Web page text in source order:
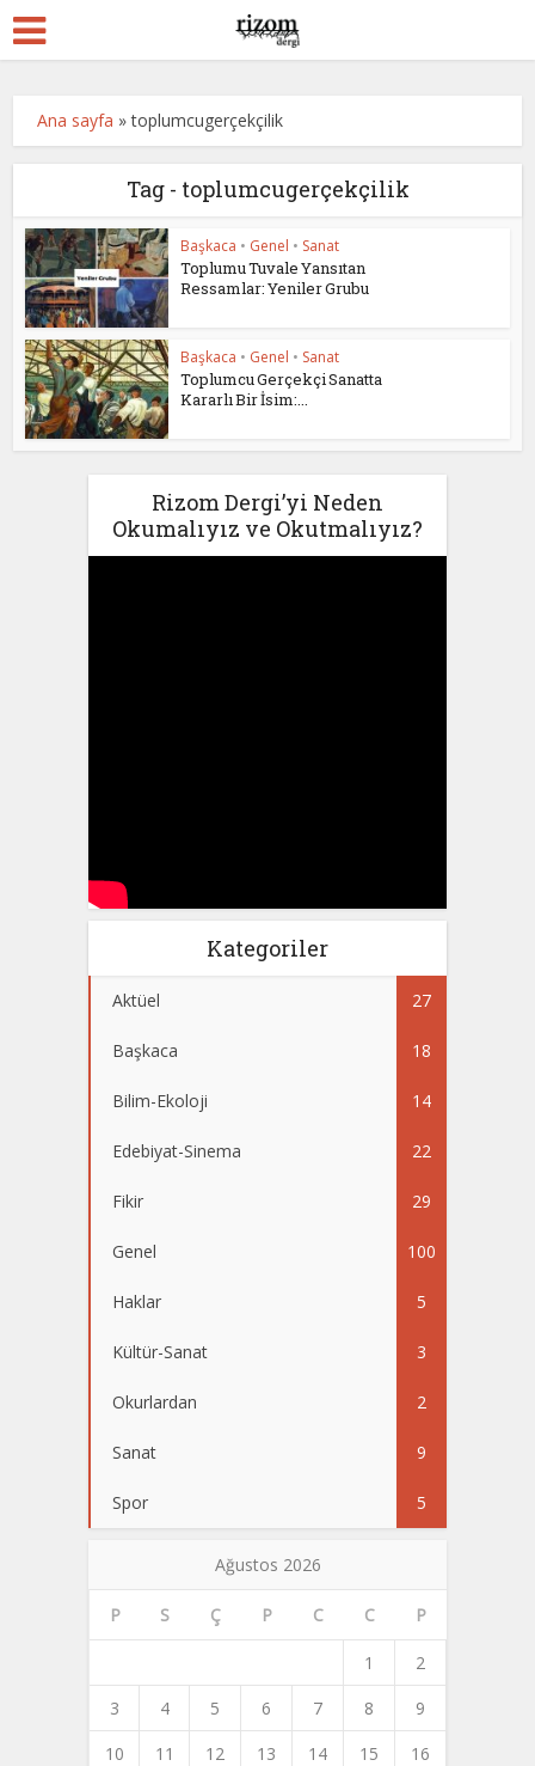
Ana sayfa »toplumcugerçekçilik
Tag - toplumcugerçekçilik
Başkaca • Genel • Sanat
Toplumu Tuvale Yansıtan
Ressamlar: Yeniler Grubu
Başkaca • Genel • Sanat
Toplumcu Gerçekçi Sanatta
Kararlı Bir İsim:...
Rizom Dergi’yi Neden
Okumalıyız ve Okutmalıyız?
Kategoriler
Aktüel 27
Başkaca 18
Bilim-Ekoloji 14
Edebiyat-Sinema 22
Fikir 29
Genel 100
Haklar 5
Kültür-Sanat 3
Okurlardan 2
Sanat 9
Spor 5
Ağustos 2026
P S Ç P C C P
1
2
3
4 5 6 7 8
9
10
11 12 13 14 15
16